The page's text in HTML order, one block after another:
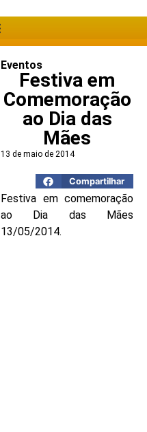
Eventos
Festiva em
Comemoração
ao Dia das
Mães
13 de maio de 2014
Compartilhar
Festiva em comemoração
ao Dia das Mães
13/05/2014.